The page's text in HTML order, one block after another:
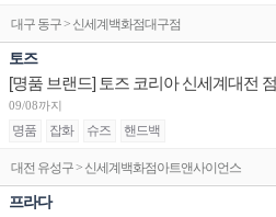
대구 동구 > 신세계백화점대구점
토즈
09/08까지
명품 잡화 슈즈 핸드백
대전 유성구 > 신세계백화점아트앤사이언스
프라다